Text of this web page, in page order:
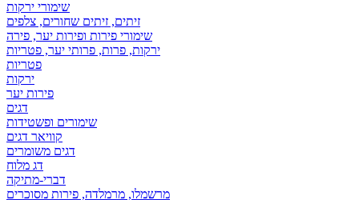
שימורי ירקות
זיתים, זיתים שחורים, צלפים
שימורי פירות ופירות יער, פירה
ירקות, פרות, פרותי יער, פטריות
פטריות
ירקות
פירות יער
דגים
שימורים ופשטידות
קוויאר דגים
דגים משומרים
דג מלוח
דברי-מתיקה
מרשמלו, מרמלדה, פירות מסוכרים